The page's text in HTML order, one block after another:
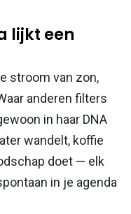
lijkt een
stroom van zon,
anderen filters
in haar DNA
wandelt, koffie
doet — elk
in je agenda